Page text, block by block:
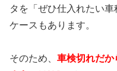
タを「ぜひ仕入れたい
ケースもあります。
そのため、 車検切れだか